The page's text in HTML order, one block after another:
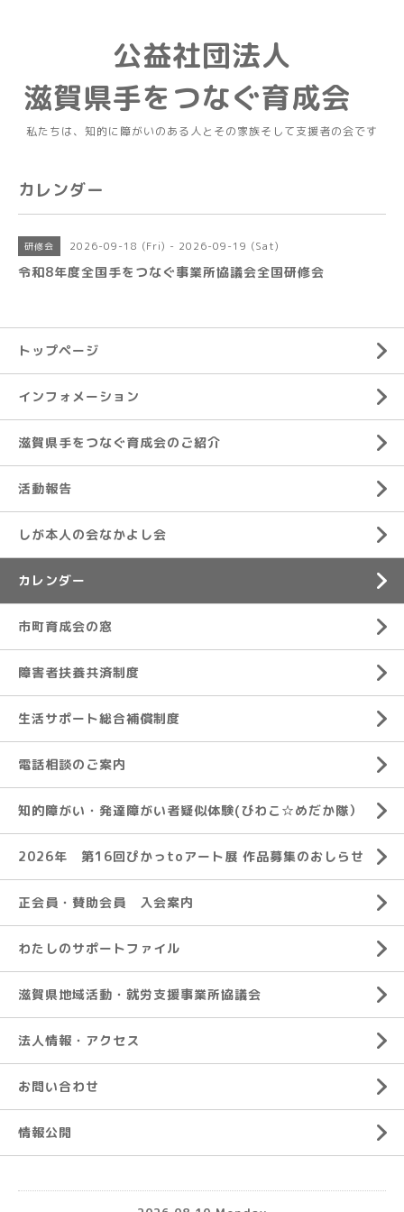
公益社団法人
滋賀県手をつなぐ育成会
私たちは、知的に障がいのある人とその家族そして支援者の会です
カレンダー
研修会 2026-09-18 (Fri) - 2026-09-19 (Sat)
令和8年度全国手をつなぐ事業所協議会全国研修会
トップページ
インフォメーション
滋賀県手をつなぐ育成会のご紹介
活動報告
しが本人の会なかよし会
カレンダー
市町育成会の窓
障害者扶養共済制度
生活サポート総合補償制度
電話相談のご案内
知的障がい・発達障がい者疑似体験(びわこ☆めだか隊）
2026年 第16回ぴかっtoアート展 作品募集のおしらせ
正会員・賛助会員 入会案内
わたしのサポートファイル
滋賀県地域活動・就労支援事業所協議会
法人情報・アクセス
お問い合わせ
情報公開